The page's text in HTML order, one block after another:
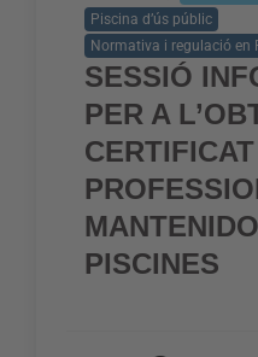
Piscina d’ús públic
Normativa i regulació en
SESSIÓ
PER A
CERTIFICAT
PISCINES